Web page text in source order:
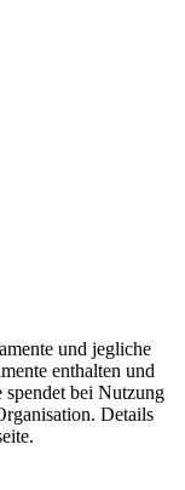
und jegliche
enthalten und
bei Nutzung
Details